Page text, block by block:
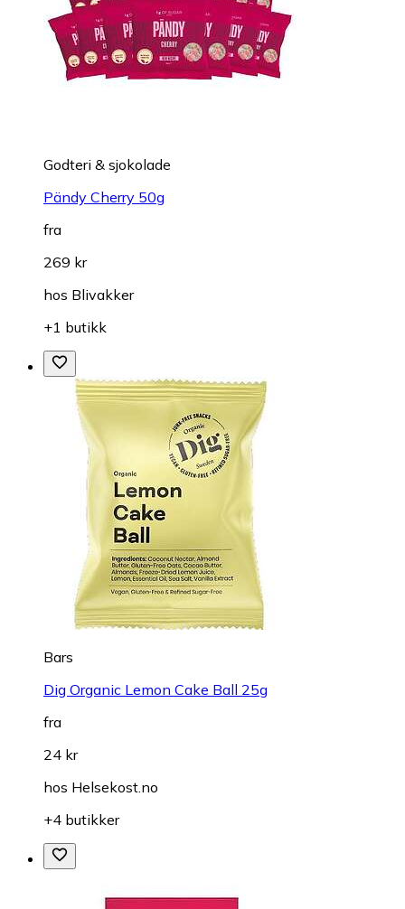
Godteri & sjokolade
Pändy Cherry 50g
fra
269 kr
hos Blivakker
+1 butikk
Bars
Dig Organic Lemon Cake Ball 25g
fra
24 kr
hos Helsekost.no
+4 butikker